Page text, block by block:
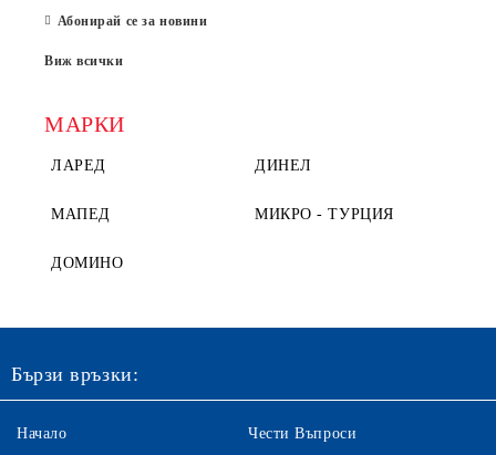
Абонирай се за новини
Виж всички
МАРКИ
ЛАРЕД ДИНЕЛ
МАПЕД МИКРО - ТУРЦИЯ
ДОМИНО
Бързи връзки:
Начало Чести Въпроси